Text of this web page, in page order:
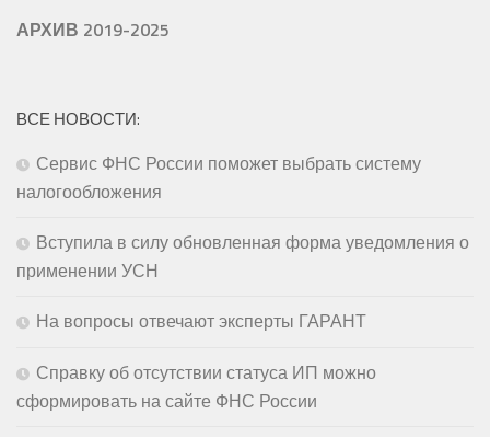
АРХИВ 2019-2025
ВСЕ НОВОСТИ:
Сервис ФНС России поможет выбрать систему
налогообложения
Вступила в силу обновленная форма уведомления о
применении УСН
На вопросы отвечают эксперты ГАРАНТ
Справку об отсутствии статуса ИП можно
сформировать на сайте ФНС России